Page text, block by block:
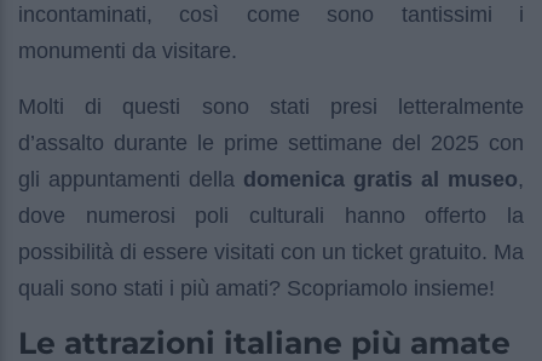
incontaminati, così come sono tantissimi i
monumenti da visitare.
Molti di questi sono stati presi letteralmente
d’assalto durante le prime settimane del 2025 con
gli appuntamenti della domenica gratis al museo,
dove numerosi poli culturali hanno offerto la
possibilità di essere visitati con un ticket gratuito. Ma
quali sono stati i più amati? Scopriamolo insieme!
Le attrazioni italiane più amate